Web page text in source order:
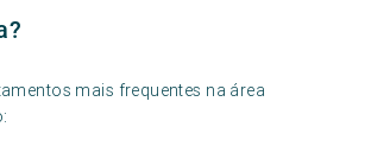
mais frequentes na área